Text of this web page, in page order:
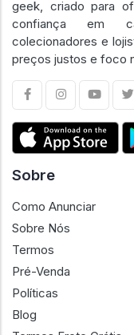
geek, criado para
confiança em
colecionadores e
preços justos e foco
Sobre
Como Anunciar
Sobre Nós
Termos
Pré-Venda
Políticas
Blog